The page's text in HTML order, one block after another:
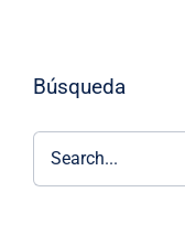
Búsqueda